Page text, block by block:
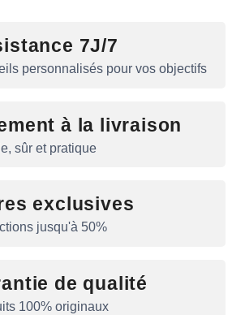
7J/7
personnalisés pour vos objectifs
à la livraison
sûr et pratique
exclusives
jusqu'à 50%
de qualité
100% originaux